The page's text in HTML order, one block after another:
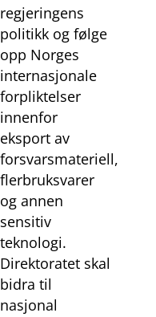
regjeringens
politikk og følge
opp Norges
internasjonale
forpliktelser
innenfor
eksport av
forsvarsmateriell,
flerbruksvarer
og annen
sensitiv
teknologi.
Direktoratet skal
bidra til
nasjonal